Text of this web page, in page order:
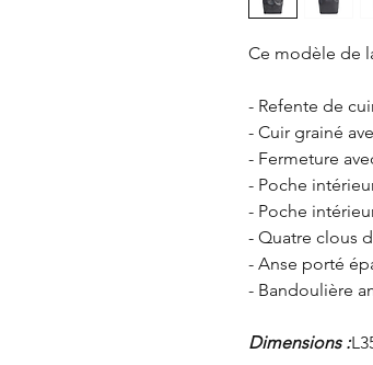
Ce modèle de
- Refente de
- Cuir grainé
- Fermeture
- Poche
- Poche
- Quatre clous
- Anse porté
- Bandoulière
Dimensions :